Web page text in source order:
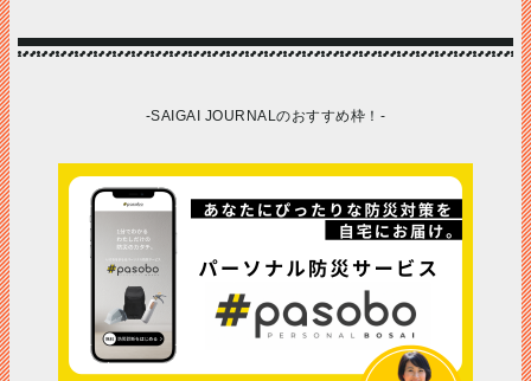
-SAIGAI JOURNALのおすすめ枠！-